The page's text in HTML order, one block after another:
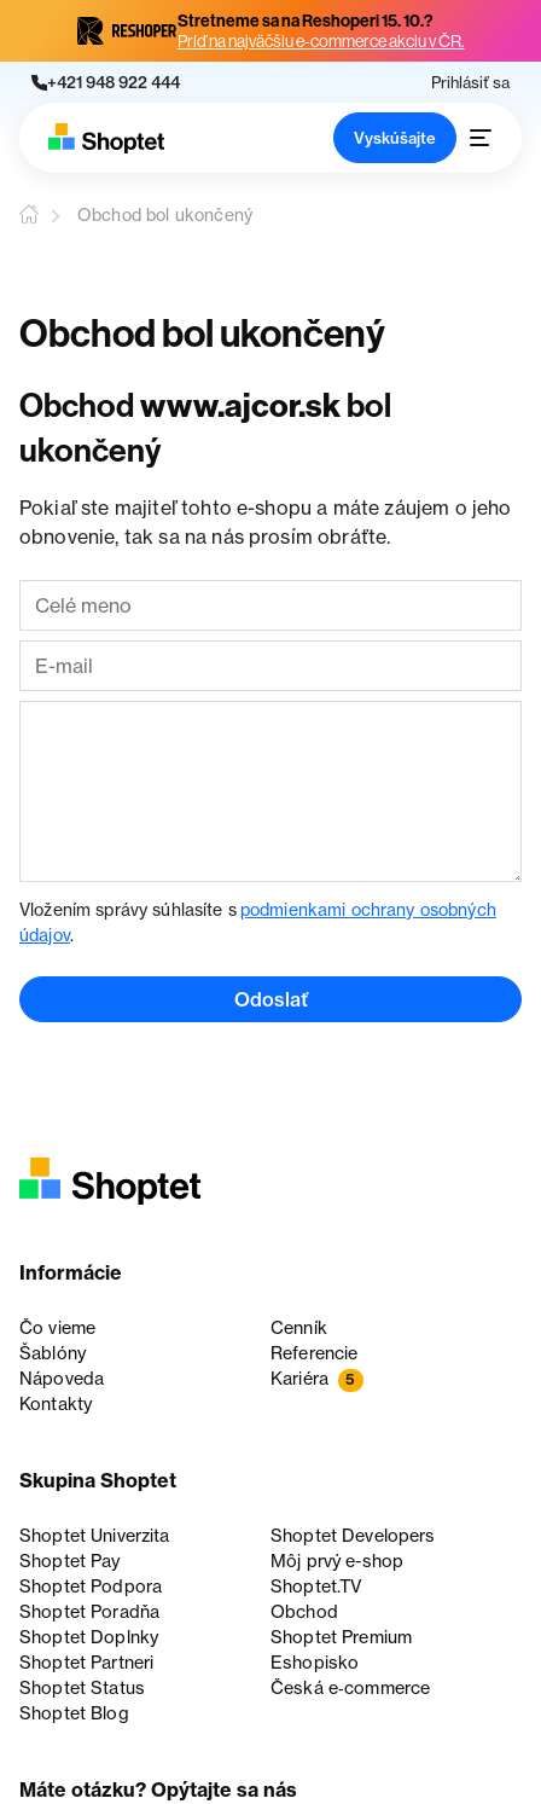
Stretneme sa na Reshoperi 15. 10.?
Príď na najväčšiu e-commerce akciu v ČR.
+421 948 922 444 Prihlásiť sa
Vyskúšajte
Obchod bol ukončený
Obchod bol ukončený
Obchodwww.ajcor.skbol
ukončený
Pokiaľ ste majiteľ tohto e-shopu a máte záujem o jeho
obnovenie, tak sa na nás prosím obráťte.
Vložením správy súhlasíte spodmienkami ochrany osobných
údajov.
Odoslať
Informácie
Čo vieme
Cenník
Šablóny
Referencie
Nápoveda
Kariéra 5
Kontakty
Skupina Shoptet
Shoptet Univerzita
Shoptet Developers
Shoptet Pay
Môj prvý e-shop
Shoptet Podpora
Shoptet.TV
Shoptet Poradňa
Obchod
Shoptet Doplnky
Shoptet Premium
Shoptet Partneri
Eshopisko
Shoptet Status
Česká e‑commerce
Shoptet Blog
Máte otázku? Opýtajte sa nás